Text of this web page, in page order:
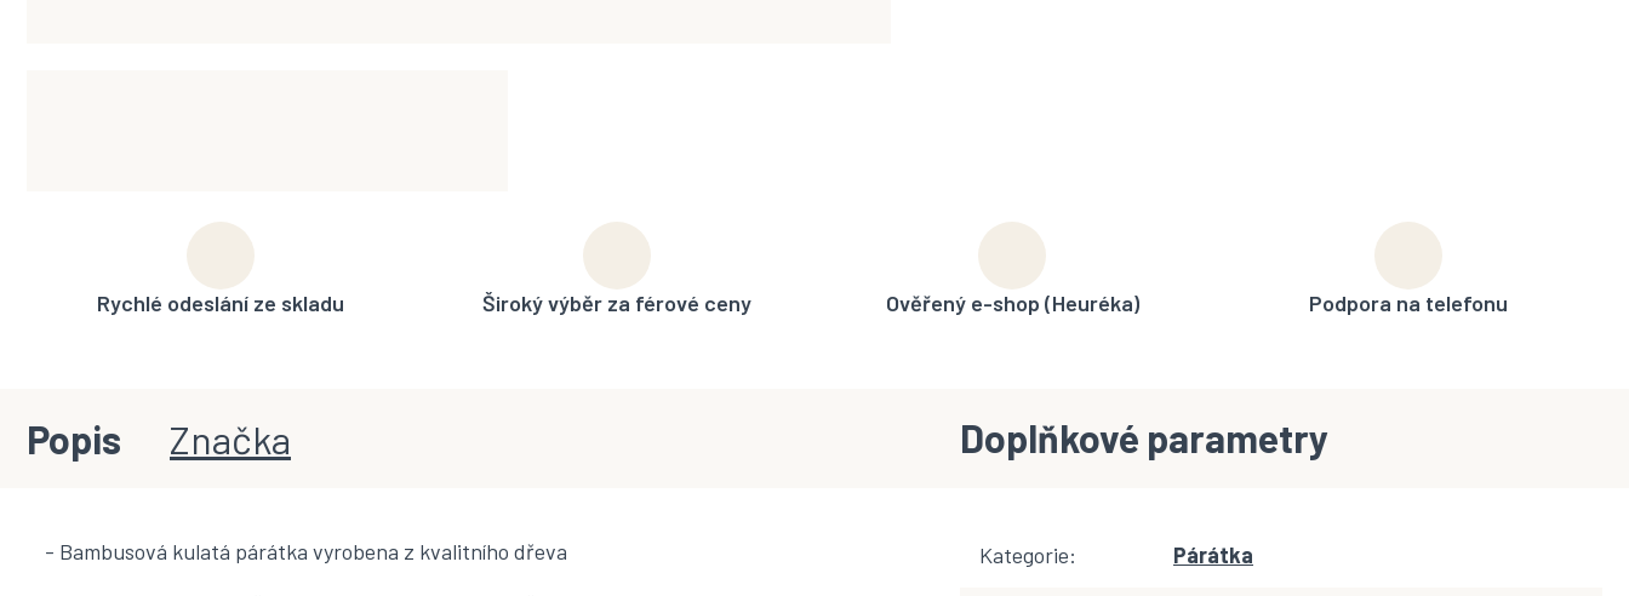
Rychlé odeslání ze skladu Široký výběr za férové ceny Ověřený e-shop (Heuréka) Podpora na telefonu
Popis Značka
- Bambusová kulatá párátka vyrobena z kvalitního dřeva
Doplňkové parametry
Kategorie: Párátka